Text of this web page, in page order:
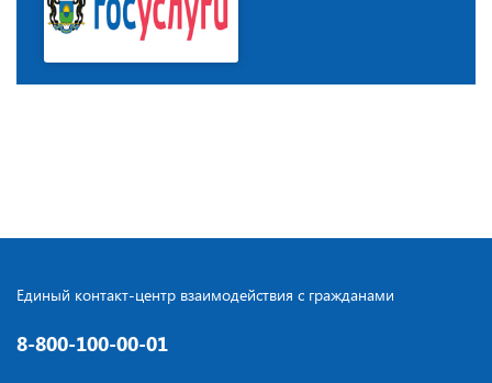
Единый контакт-центр взаимодействия с гражданами
8-800-100-00-01